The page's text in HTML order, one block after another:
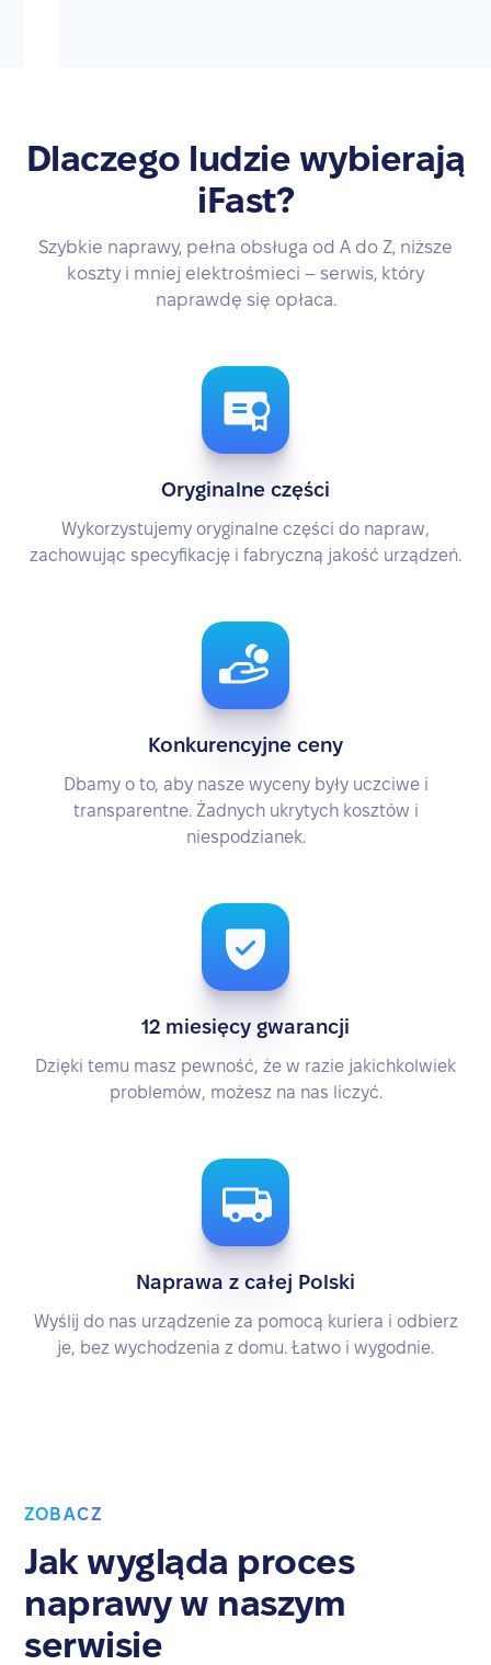
Dlaczego ludzie wybierają
iFast?
Szybkie naprawy, pełna obsługa od A do Z, niższe
koszty i mniej elektrośmieci – serwis, który
naprawdę się opłaca.
Oryginalne części
Wykorzystujemy oryginalne części do napraw,
zachowując specyfikację i fabryczną jakość urządzeń.
Konkurencyjne ceny
Dbamy o to, aby nasze wyceny były uczciwe i
transparentne. Żadnych ukrytych kosztów i
niespodzianek.
12 miesięcy gwarancji
Dzięki temu masz pewność, że w razie jakichkolwiek
problemów, możesz na nas liczyć.
Naprawa z całej Polski
Wyślij do nas urządzenie za pomocą kuriera i odbierz
je, bez wychodzenia z domu. Łatwo i wygodnie.
ZOBACZ
Jak wygląda proces
naprawy w naszym
serwisie